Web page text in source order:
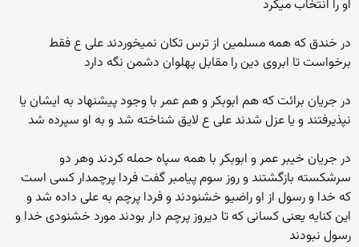
او را انتخاب میکرد
در خندق که همه مسلمین از ترس تکان نمیخوردند علی ع فقط
برخواست تا ابروی دین را مقابل پهلوان دشمن نگه دارد
در جریان برائت که هم ابوبکر و هم عمر با وجود پیشنهاد به ایشان یا
نپذیرفتند و یا عزل شدند علی ع لایق شناخته شد و به او سپرده شد
در جریان خیبر عمر و ابوبکر با همه سپاه حمله کردند وهر دو
سرشکسته بازگشتند و روز سوم پیامبر گفت فردا پرچمدار کسی است
که خدا و رسول از او راضیو خشنودند و فردا پرچم به علی داده شد و
این کنایه یعنی کسانی که تا دیروز پرچم دار بودند مورد خشنودی خدا و
رسول نبودند